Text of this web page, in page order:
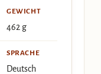
GEWICHT
462 g
SPRACHE
Deutsch